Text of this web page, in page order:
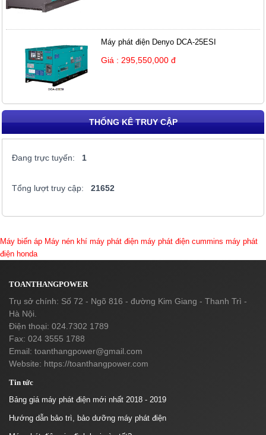
Máy phát điện Denyo DCA-25ESI
Giá : 295,550,000 đ
THỐNG KÊ TRUY CẬP
Đang trực tuyến: 1
Tổng lượt truy cập: 21652
Máy biến áp Máy nén khí máy phát điện máy phát điện cummins máy phát
điện honda
TOANTHANGPOWER
Trụ sở chính: Số 72 - Ngõ 816 - đường Kim Giang - Thanh Trì -
Hà Nội.
Điện thoại: 024.7302 1789
Fax: 024 3555 1788
Email: toanthangpower@gmail.com
Website: https://toanthangpower.com
Tin tức
Bảng giá máy phát điện mới nhất 2018 - 2019
Hướng dẫn bảo trì, bảo dưỡng máy phát điện